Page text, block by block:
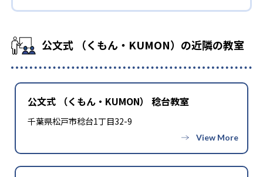
公文式 （くもん・KUMON）の近隣の教室
公文式 （くもん・KUMON） 稔台教室
千葉県松戸市稔台1丁目32-9